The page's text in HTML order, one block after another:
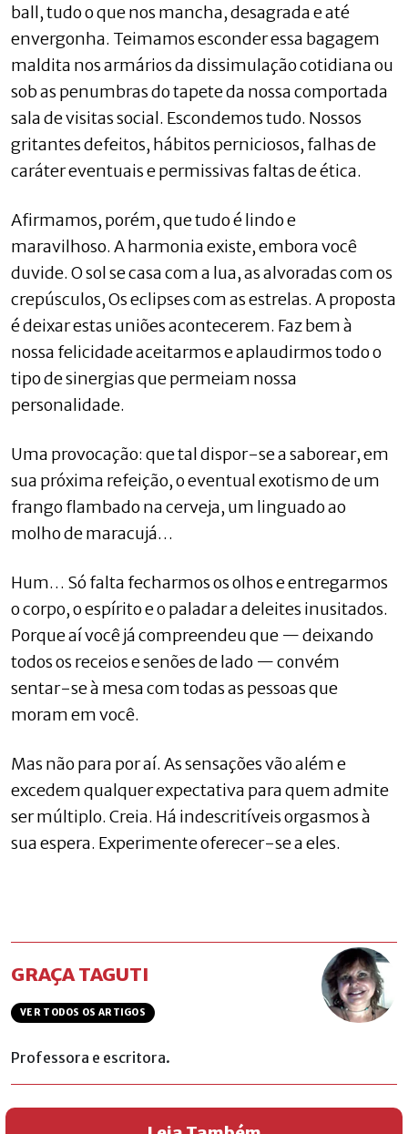
ball, tudo o que nos mancha, desagrada e até
envergonha. Teimamos esconder essa bagagem
maldita nos armários da dissimulação cotidiana ou
sob as penumbras do tapete da nossa comportada
sala de visitas social. Escondemos tudo. Nossos
gritantes defeitos, hábitos perniciosos, falhas de
caráter eventuais e permissivas faltas de ética.
Afirmamos, porém, que tudo é lindo e
maravilhoso. A harmonia existe, embora você
duvide. O sol se casa com a lua, as alvoradas com os
crepúsculos, Os eclipses com as estrelas. A proposta
é deixar estas uniões acontecerem. Faz bem à
nossa felicidade aceitarmos e aplaudirmos todo o
tipo de sinergias que permeiam nossa
personalidade.
Uma provocação: que tal dispor-se a saborear, em
sua próxima refeição, o eventual exotismo de um
frango flambado na cerveja, um linguado ao
molho de maracujá…
Hum… Só falta fecharmos os olhos e entregarmos
o corpo, o espírito e o paladar a deleites inusitados.
Porque aí você já compreendeu que — deixando
todos os receios e senões de lado — convém
sentar-se à mesa com todas as pessoas que
moram em você.
Mas não para por aí. As sensações vão além e
excedem qualquer expectativa para quem admite
ser múltiplo. Creia. Há indescritíveis orgasmos à
sua espera. Experimente oferecer-se a eles.
GRAÇA TAGUTI
VER TODOS OS ARTIGOS
Professora e escritora.